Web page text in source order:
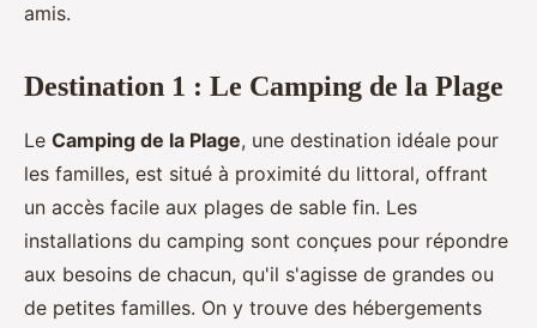
amis.
Destination 1 : Le Camping de la Plage
Le Camping de la Plage, une destination idéale pour
les familles, est situé à proximité du littoral, offrant
un accès facile aux plages de sable fin. Les
installations du camping sont conçues pour répondre
aux besoins de chacun, qu'il s'agisse de grandes ou
de petites familles. On y trouve des hébergements